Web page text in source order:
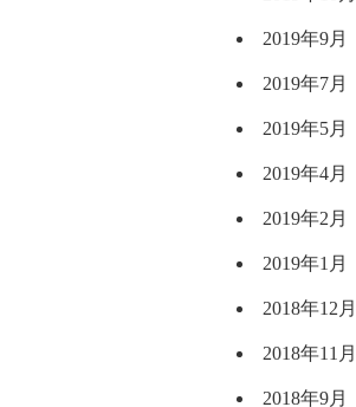
2019年9月
2019年7月
2019年5月
2019年4月
2019年2月
2019年1月
2018年12月
2018年11月
2018年9月